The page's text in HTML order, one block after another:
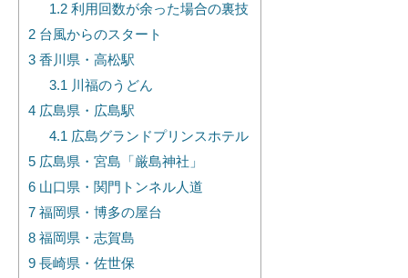
1.2利用回数が余った場合の裏技
2 台風からのスタート
3 香川県・高松駅
3.1 川福のうどん
4 広島県・広島駅
4.1 広島グランドプリンスホテル
5 広島県・宮島「厳島神社」
6 山口県・関門トンネル人道
7 福岡県・博多の屋台
8 福岡県・志賀島
9 長崎県・佐世保